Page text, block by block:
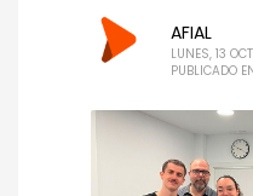
AFIAL
LUNES, 13
PUBLICADO